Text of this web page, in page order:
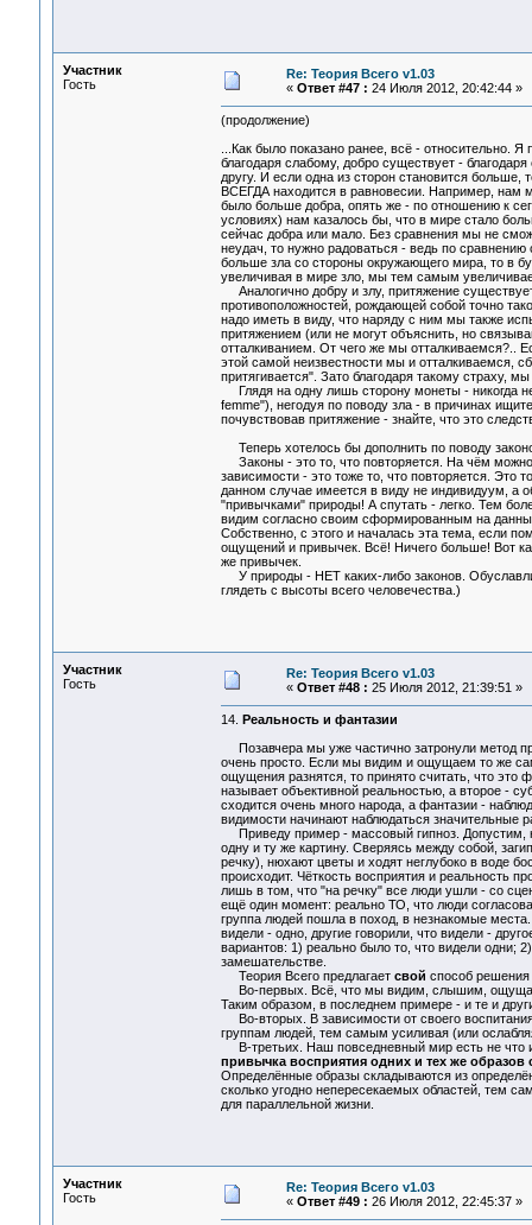
Участник
Гость
Re: Теория Всего v1.03
« Ответ #47 : 24 Июля 2012, 20:42:44 »
(продолжение)
...Как было показано ранее, всё - относительно.
благодаря слабому, добро существует -
другу. И если одна из сторон становится больше,
ВСЕГДА находится в равновесии. Например, нам
было больше добра, опять же - по отношению к
условиях) нам казалось бы, что в мире стало
сейчас добра или мало. Без сравнения мы не
неудач, то нужно радоваться - ведь по
больше зла со стороны окружающего мира, то в
увеличивая в мире зло, мы тем самым
Аналогично добру и злу, притяжение
противоположностей, рождающей собой точно
надо иметь в виду, что наряду с ним мы также
притяжением (или не могут объяснить, но
отталкиванием. От чего же мы отталкиваемся?..
этой самой неизвестности мы и отталкиваемся,
притягивается". Зато благодаря такому страху,
Глядя на одну лишь сторону монеты - никогда
femme"), негодуя по поводу зла - в причинах
почувствовав притяжение - знайте, что это
Теперь хотелось бы дополнить по поводу
Законы - это то, что повторяется. На чём
зависимости - это тоже то, что повторяется. Это
данном случае имеется в виду не индивидуум, а
"привычками" природы! А спутать - легко. Тем
видим согласно своим сформированным на
Собственно, с этого и началась эта тема, если
ощущений и привычек. Всё! Ничего больше! Вот
же привычек.
У природы - НЕТ каких-либо законов.
глядеть с высоты всего человечества.)
Участник
Гость
Re: Теория Всего v1.03
« Ответ #48 : 25 Июля 2012, 21:39:51 »
14.
Реальность и фантазии
Позавчера мы уже частично затронули метод
очень просто. Если мы видим и ощущаем то же
ощущения разнятся, то принято считать, что это
называет объективной реальностью, а второе -
сходится очень много народа, а фантазии -
видимости начинают наблюдаться значительные
Приведу пример - массовый гипноз. Допустим,
одну и ту же картину. Сверяясь между собой,
речку), нюхают цветы и ходят неглубоко в воде
происходит. Чёткость восприятия и реальность
лишь в том, что "на речку" все люди ушли - со
ещё один момент: реально ТО, что люди
группа людей пошла в поход, в незнакомые
видели - одно, другие говорили, что видели -
вариантов: 1) реально было то, что видели одни;
замешательстве.
Теория Всего предлагает свой способ
Во-первых. Всё, что мы видим, слышим,
Таким образом, в последнем примере - и те и
Во-вторых. В зависимости от своего
группам людей, тем самым усиливая (или
В-третьих. Наш повседневный мир есть не что
привычка восприятия одних и тех же
Определённые образы складываются из
сколько угодно непересекаемых областей, тем
для параллельной жизни.
Участник
Гость
Re: Теория Всего v1.03
« Ответ #49 : 26 Июля 2012, 22:45:37 »